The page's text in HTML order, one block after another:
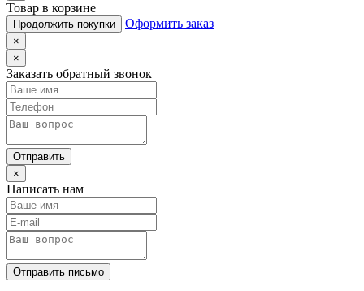
Товар в корзине
Продолжить покупки Оформить заказ
×
×
Заказать обратный звонок
Отправить
×
Написать нам
Отправить письмо